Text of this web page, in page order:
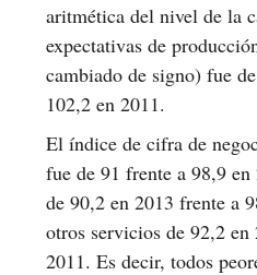
aritmética del nivel de la
expectativas de
cambiado de signo) fue
102,2 en 2011.
El índice de cifra de
fue de 91 frente a 98,9
de 90,2 en 2013 frente a
otros servicios de 92,2
2011. Es decir, todos